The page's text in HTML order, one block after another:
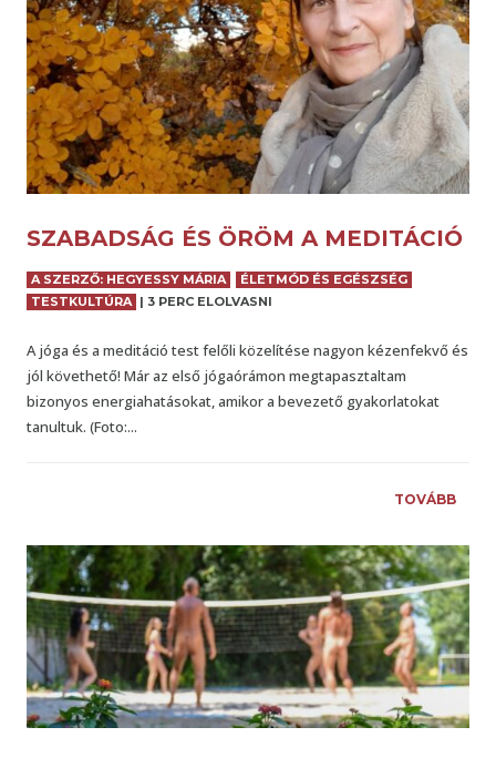
SZABADSÁG ÉS ÖRÖM A MEDITÁCIÓ
A SZERZŐ: HEGYESSY MÁRIA
ÉLETMÓD ÉS EGÉSZSÉG
TESTKULTÚRA | 3 PERC ELOLVASNI
A jóga és a meditáció test felőli közelítése nagyon kézenfekvő és
jól követhető! Már az első jógaórámon megtapasztaltam
bizonyos energiahatásokat, amikor a bevezető gyakorlatokat
tanultuk. (Foto:...
TOVÁBB